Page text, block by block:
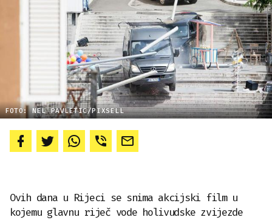
FOTO: NEL PAVLETIC/PIXSELL
Ovih dana u Rijeci se snima akcijski film u
kojemu glavnu riječ vode holivudske zvijezde